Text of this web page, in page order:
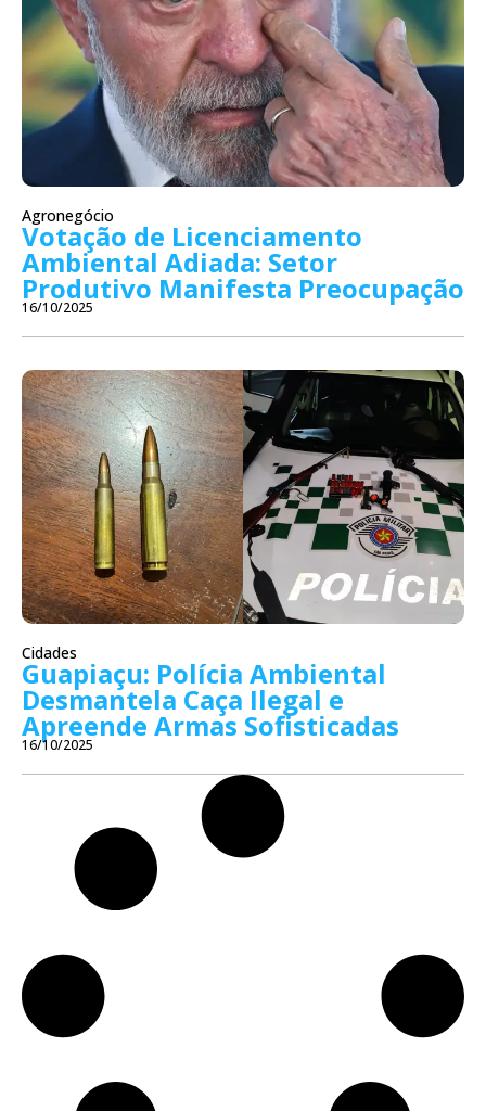
Agronegócio
Votação de Licenciamento
Ambiental Adiada: Setor
Produtivo Manifesta Preocupação
16/10/2025
Cidades
Guapiaçu: Polícia Ambiental
Desmantela Caça Ilegal e
Apreende Armas Sofisticadas
16/10/2025